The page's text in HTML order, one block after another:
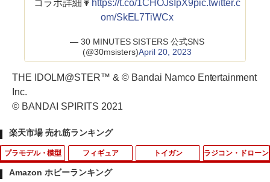
コラボ詳細🔽 https://t.co/1CHOJsIpX9pic.twitter.c
om/SkEL7TiWCx
— 30 MINUTES SISTERS 公式SNS
(@30msisters)April 20, 2023
THE IDOLM@STER™ & © Bandai Namco Entertainment
Inc.
© BANDAI SPIRITS 2021
楽天市場 売れ筋ランキング
プラモデル・模型 フィギュア トイガン ラジコン・ドローン
Amazon ホビーランキング